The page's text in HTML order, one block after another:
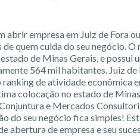
abrir empresa em Juiz de Fora
quem cuida do seu negócio.
de Minas Gerais, e possui
564 mil habitantes. Juiz de
de atividade econômica
colocação no estado de
e Mercados
do seu negócio fica simples!
abertura de empresa e seu